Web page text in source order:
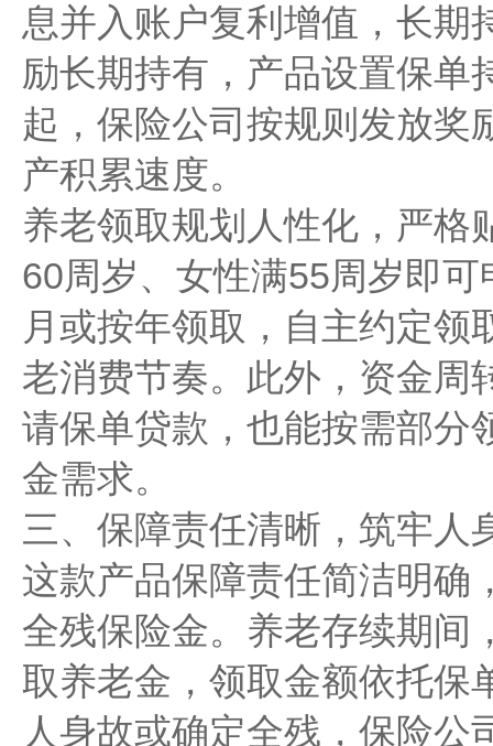
息并入账户复利增值，长期
励长期持有，产品设置保单
起，保险公司按规则发放奖
产积累速度。
养老领取规划人性化，严格
60周岁、女性满55周岁即
月或按年领取，自主约定领
老消费节奏。此外，资金周
请保单贷款，也能按需部分
金需求。
三、保障责任清晰，筑牢人
这款产品保障责任简洁明确
全残保险金。养老存续期间
取养老金，领取金额依托保
人身故或确定全残，保险公